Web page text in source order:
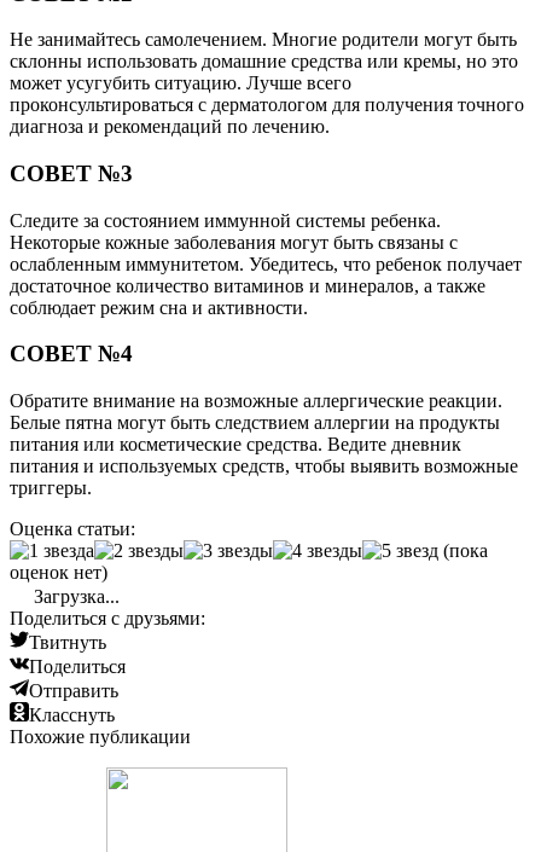
Не занимайтесь самолечением. Многие родители могут быть
склонны использовать домашние средства или кремы, но это
может усугубить ситуацию. Лучше всего
проконсультироваться с дерматологом для получения точного
диагноза и рекомендаций по лечению.
СОВЕТ №3
Следите за состоянием иммунной системы ребенка.
Некоторые кожные заболевания могут быть связаны с
ослабленным иммунитетом. Убедитесь, что ребенок получает
достаточное количество витаминов и минералов, а также
соблюдает режим сна и активности.
СОВЕТ №4
Обратите внимание на возможные аллергические реакции.
Белые пятна могут быть следствием аллергии на продукты
питания или косметические средства. Ведите дневник
питания и используемых средств, чтобы выявить возможные
триггеры.
Оценка статьи:
(пока
оценок нет)
Загрузка...
Поделиться с друзьями:
Твитнуть
Поделиться
Отправить
Класснуть
Похожие публикации